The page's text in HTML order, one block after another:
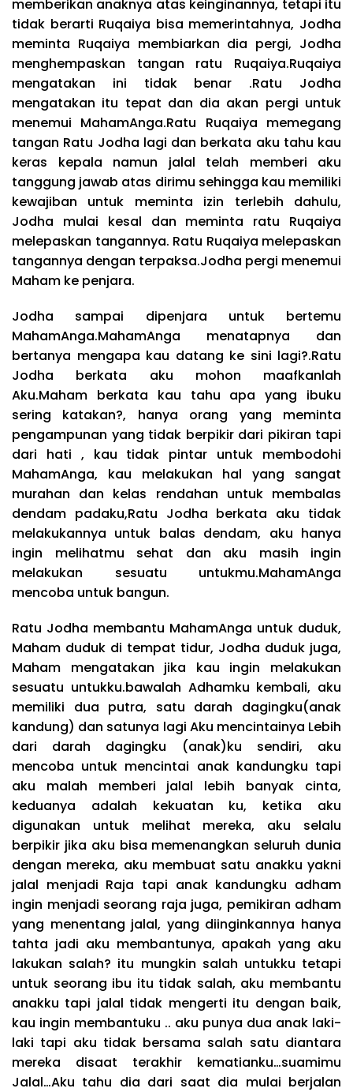
memberikan anaknya atas keinginannya, tetapi itu
tidak berarti Ruqaiya bisa memerintahnya, Jodha
meminta Ruqaiya membiarkan dia pergi, Jodha
menghempaskan tangan ratu Ruqaiya.Ruqaiya
mengatakan ini tidak benar .Ratu Jodha
mengatakan itu tepat dan dia akan pergi untuk
menemui MahamAnga.Ratu Ruqaiya memegang
tangan Ratu Jodha lagi dan berkata aku tahu kau
keras kepala namun jalal telah memberi aku
tanggung jawab atas dirimu sehingga kau memiliki
kewajiban untuk meminta izin terlebih dahulu,
Jodha mulai kesal dan meminta ratu Ruqaiya
melepaskan tangannya. Ratu Ruqaiya melepaskan
tangannya dengan terpaksa.Jodha pergi menemui
Maham ke penjara.
Jodha sampai dipenjara untuk bertemu
MahamAnga.MahamAnga menatapnya dan
bertanya mengapa kau datang ke sini lagi?.Ratu
Jodha berkata aku mohon maafkanlah
Aku.Maham berkata kau tahu apa yang ibuku
sering katakan?, hanya orang yang meminta
pengampunan yang tidak berpikir dari pikiran tapi
dari hati , kau tidak pintar untuk membodohi
MahamAnga, kau melakukan hal yang sangat
murahan dan kelas rendahan untuk membalas
dendam padaku,Ratu Jodha berkata aku tidak
melakukannya untuk balas dendam, aku hanya
ingin melihatmu sehat dan aku masih ingin
melakukan sesuatu untukmu.MahamAnga
mencoba untuk bangun.
Ratu Jodha membantu MahamAnga untuk duduk,
Maham duduk di tempat tidur, Jodha duduk juga,
Maham mengatakan jika kau ingin melakukan
sesuatu untukku.bawalah Adhamku kembali, aku
memiliki dua putra, satu darah dagingku(anak
kandung) dan satunya lagi Aku mencintainya Lebih
dari darah dagingku (anak)ku sendiri, aku
mencoba untuk mencintai anak kandungku tapi
aku malah memberi jalal lebih banyak cinta,
keduanya adalah kekuatan ku, ketika aku
digunakan untuk melihat mereka, aku selalu
berpikir jika aku bisa memenangkan seluruh dunia
dengan mereka, aku membuat satu anakku yakni
jalal menjadi Raja tapi anak kandungku adham
ingin menjadi seorang raja juga, pemikiran adham
yang menentang jalal, yang diinginkannya hanya
tahta jadi aku membantunya, apakah yang aku
lakukan salah? itu mungkin salah untukku tetapi
untuk seorang ibu itu tidak salah, aku membantu
anakku tapi jalal tidak mengerti itu dengan baik,
kau ingin membantuku .. aku punya dua anak laki-
laki tapi aku tidak bersama salah satu diantara
mereka disaat terakhir kematianku…suamimu
Jalal…Aku tahu dia dari saat dia mulai berjalan